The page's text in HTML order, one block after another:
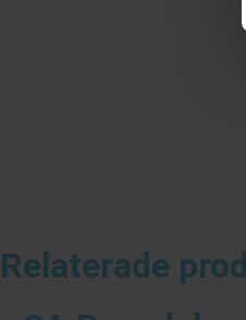
Relaterade